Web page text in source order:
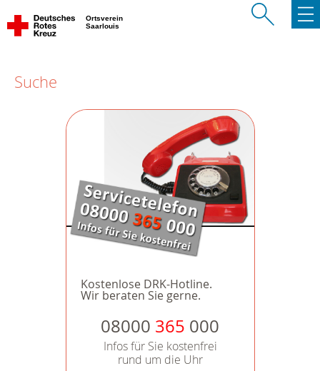
Ortsverein
Saarlouis
Suche
Kostenlose DRK-Hotline.
Wir beraten Sie gerne.
08000 365 000
Infos für Sie kostenfrei
rund um die Uhr